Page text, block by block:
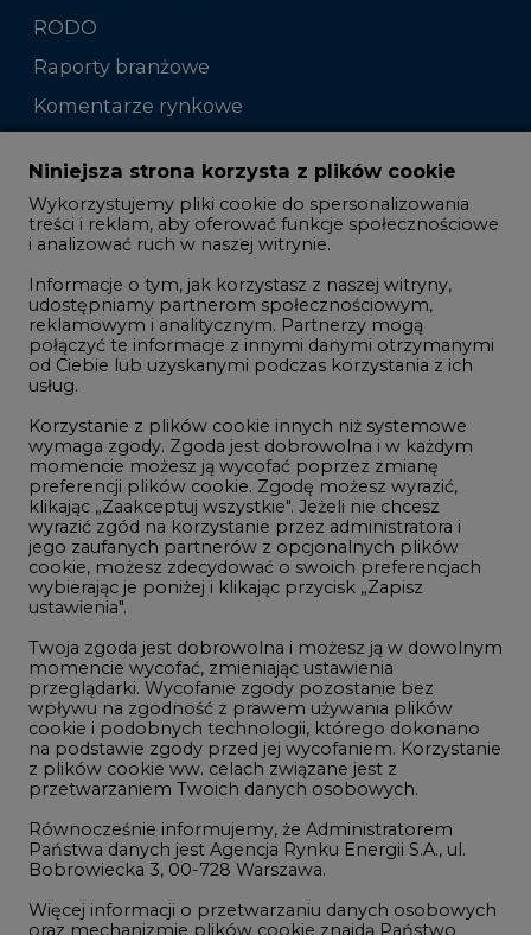
RODO
Raporty branżowe
Komentarze rynkowe
Zmiany kadrowe na rynku
Studio CIRE
Rozmowy o energetyce
Gospodarka
Geopolityka
LTE450
Innowacje i AI
Telekomunikacja i IT
Handel emisjami CO2
Wodór
Górnictwo
Atom
Fotowoltaika
Offshore wind
Zielone samorządy
Zielona gospodarka
Niniejsza strona korzysta z plików cookie
Wykorzystujemy pliki cookie do spersonalizowania
treści i reklam, aby oferować funkcje społecznościowe
i analizować ruch w naszej witrynie.
Informacje o tym, jak korzystasz z naszej witryny,
udostępniamy partnerom społecznościowym,
reklamowym i analitycznym. Partnerzy mogą
połączyć te informacje z innymi danymi otrzymanymi
od Ciebie lub uzyskanymi podczas korzystania z ich
usług.
Korzystanie z plików cookie innych niż systemowe
wymaga zgody. Zgoda jest dobrowolna i w każdym
momencie możesz ją wycofać poprzez zmianę
preferencji plików cookie. Zgodę możesz wyrazić,
klikając „Zaakceptuj wszystkie". Jeżeli nie chcesz
wyrazić zgód na korzystanie przez administratora i
jego zaufanych partnerów z opcjonalnych plików
cookie, możesz zdecydować o swoich preferencjach
wybierając je poniżej i klikając przycisk „Zapisz
ustawienia".
Twoja zgoda jest dobrowolna i możesz ją w dowolnym
momencie wycofać, zmieniając ustawienia
przeglądarki. Wycofanie zgody pozostanie bez
wpływu na zgodność z prawem używania plików
cookie i podobnych technologii, którego dokonano
na podstawie zgody przed jej wycofaniem. Korzystanie
z plików cookie ww. celach związane jest z
przetwarzaniem Twoich danych osobowych.
Równocześnie informujemy, że Administratorem
Państwa danych jest Agencja Rynku Energii S.A., ul.
Bobrowiecka 3, 00-728 Warszawa.
Więcej informacji o przetwarzaniu danych osobowych
oraz mechanizmie plików cookie znajdą Państwo